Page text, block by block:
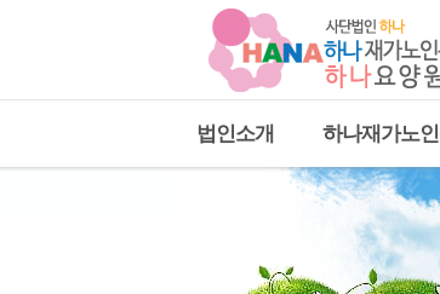
법인소개 하나재가노